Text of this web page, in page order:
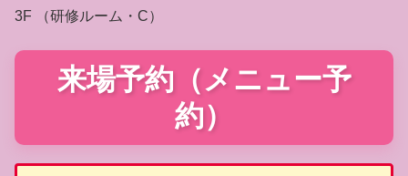
3F （研修ルーム・C）
来場予約（メニュー予
約）